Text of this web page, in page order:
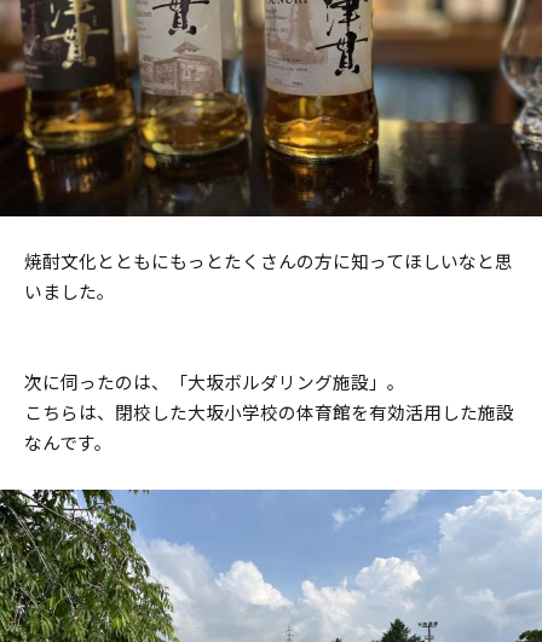
焼酎文化とともにもっとたくさんの方に知ってほしいなと思
いました。
次に伺ったのは、「大坂ボルダリング施設」。
こちらは、閉校した大坂小学校の体育館を有効活用した施設
なんです。